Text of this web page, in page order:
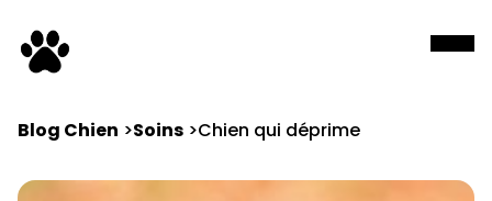
Blog Chien Soins Chien qui déprime